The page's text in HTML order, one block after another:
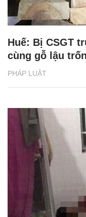
PHÁP LUẬT
Huế: Bị CSGT
cùng gỗ lậu